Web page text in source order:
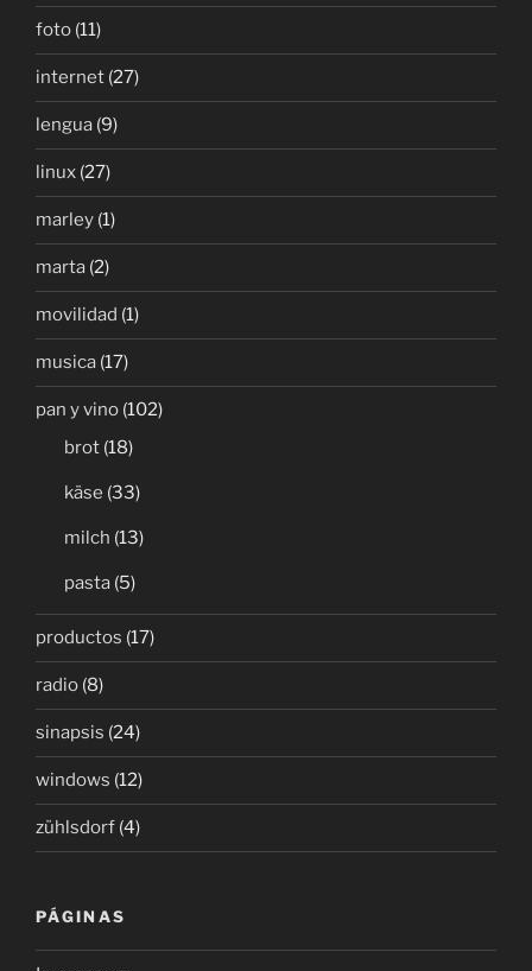
foto (11)
internet (27)
lengua (9)
linux (27)
marley (1)
marta (2)
movilidad (1)
musica (17)
pan y vino (102)
brot (18)
käse (33)
milch (13)
pasta (5)
productos (17)
radio (8)
sinapsis (24)
windows (12)
zühlsdorf (4)
PÁGINAS